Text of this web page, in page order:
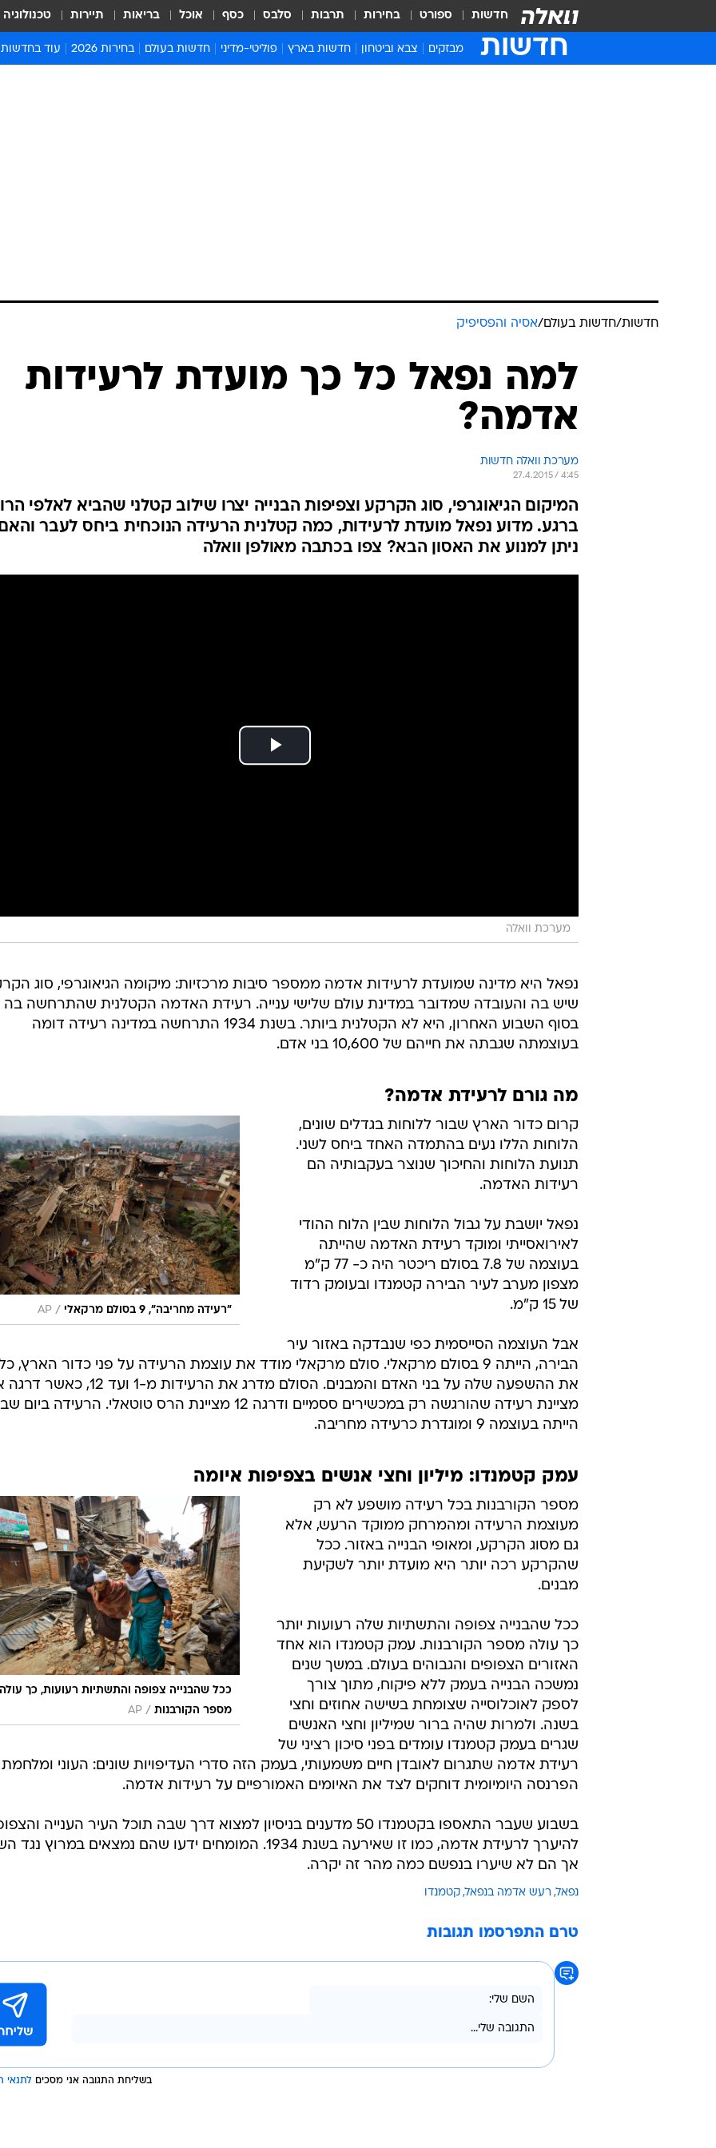
חדשות ספורט בחירות תרבות סלבס כסף אוכל בריאות תיירות טכנולוגיה
חדשות מבזקים צבא וביטחון חדשות בארץ פוליטי-מדיני חדשות בעולם בחירות 2026 עוד בחדשות
המייל האדום
חדשות/חדשות בעולם/אסיה והפסיפיק
למה נפאל כל כך מועדת לרעידות
אדמה?
מערכת וואלה חדשות
27.4.2015 / 4:45
המיקום הגיאוגרפי, סוג הקרקע וצפיפות הבנייה יצרו שילוב קטלני שהביא לאלפי
ברגע. מדוע נפאל מועדת לרעידות, כמה קטלנית הרעידה הנוכחית ביחס לעבר
ניתן למנוע את האסון הבא? צפו בכתבה מאולפן וואלה
מערכת וואלה
נפאל היא מדינה שמועדת לרעידות אדמה ממספר סיבות מרכזיות: מיקומה הגיאוגרפי, סוג
שיש בה והעובדה שמדובר במדינת עולם שלישי ענייה. רעידת האדמה הקטלנית שהתרחשה בה
בסוף השבוע האחרון, היא לא הקטלנית ביותר. בשנת 1934 התרחשה במדינה רעידה דומה
בעוצמתה שגבתה את חייהם של 10,600 בני אדם.
מה גורם לרעידת אדמה?
"רעידה מחריבה", 9 בסולם מרקאלי /
AP
קרום כדור הארץ שבור ללוחות בגדלים שונים,
הלוחות הללו נעים בהתמדה האחד ביחס לשני.
תנועת הלוחות והחיכוך שנוצר בעקבותיה הם
רעידות האדמה.
נפאל יושבת על גבול הלוחות שבין הלוח ההודי
לאירואסייתי ומוקד רעידת האדמה שהייתה
בעוצמה של 7.8 בסולם ריכטר היה כ- 77 ק"מ
מצפון מערב לעיר הבירה קטמנדו ובעומק רדוד
של 15 ק"מ.
אבל העוצמה הסייסמית כפי שנבדקה באזור עיר
הבירה, הייתה 9 בסולם מרקאלי. סולם מרקאלי מודד את עוצמת הרעידה על פני כדור הארץ,
את ההשפעה שלה על בני האדם והמבנים. הסולם מדרג את הרעידות מ-1
מציינת רעידה שהורגשה רק במכשירים ססמיים ודרגה 12 מציינת הרס טוטאלי. הרעידה
הייתה בעוצמה 9 ומוגדרת כרעידה מחריבה.
עמק קטמנדו: מיליון וחצי אנשים בצפיפות איומה
ככל שהבנייה צפופה והתשתיות רעועות, כך עולה
מספר הקורבנות /
AP
מספר הקורבנות בכל רעידה מושפע לא רק
מעוצמת הרעידה ומהמרחק ממוקד הרעש, אלא
גם מסוג הקרקע, ומאופי הבנייה באזור. ככל
שהקרקע רכה יותר היא מועדת יותר לשקיעת
מבנים.
ככל שהבנייה צפופה והתשתיות שלה רעועות יותר
כך עולה מספר הקורבנות. עמק קטמנדו הוא אחד
האזורים הצפופים והגבוהים בעולם. במשך שנים
נמשכה הבנייה בעמק ללא פיקוח, מתוך צורך
לספק לאוכלוסייה שצומחת בשישה אחוזים וחצי
בשנה. ולמרות שהיה ברור שמיליון וחצי האנשים
שגרים בעמק קטמנדו עומדים בפני סיכון רציני של
רעידת אדמה שתגרום לאובדן חיים משמעותי, בעמק הזה סדרי העדיפויות שונים: העוני ומלחמת
הפרנסה היומיומית דוחקים לצד את האיומים האמורפיים על רעידות אדמה.
בשבוע שעבר התאספו בקטמנדו 50 מדענים בניסיון למצוא דרך שבה תוכל העיר הענייה
להיערך לרעידת אדמה, כמו זו שאירעה בשנת 1934. המומחים ידעו שהם נמצאים במרוץ
אך הם לא שיערו בנפשם כמה מהר זה יקרה.
נפאל רעש אדמה בנפאל קטמנדו
טרם התפרסמו תגובות
בשליחת התגובה אני מסכים לתנאי